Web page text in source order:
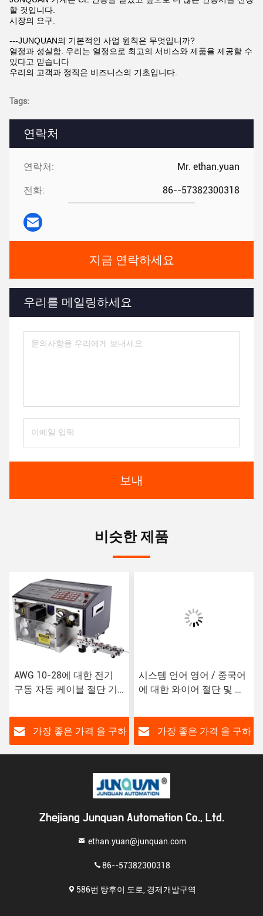
연락처
연락처: Mr. ethan.yuan
전화: 86--57382300318
지금 연락하세요
우리를 메일링하세요
보내
할 것입니다.
시장의 요구.
---JUNQUAN의 기본적인 사업 원칙은 무엇입니까?
열정과 성실함. 우리는 열정으로 최고의 서비스와 제품을 제공할 수
있다고 믿습니다
우리의 고객과 정직은 비즈니스의 기초입니다.
Tags:
비슷한 제품
AWG 10-28에 대한 전기
구동 자동 케이블 절단 기
가장 좋은 가격 을 구하
시스템 언어 영어 / 중국어
에 대한 와이어 절단 및 스
가장 좋은 가격 을 구하
Zhejiang Junquan Automation Co., Ltd.
ethan.yuan@junquan.com
86--57382300318
586번 탕후이 도로, 경제개발구역